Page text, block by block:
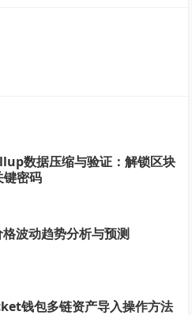
数据压缩与验证：解锁区块
键密码
波动趋势分析与预测
钱包多链资产导入操作方法